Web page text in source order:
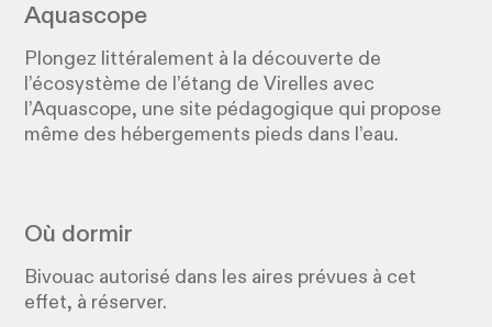
Aquascope
Plongez littéralement à la découverte de
l’écosystème de l’étang de Virelles avec
l’Aquascope, une site pédagogique qui propose
même des hébergements pieds dans l’eau.
Où dormir
Bivouac autorisé dans les aires prévues à cet
effet, à réserver.